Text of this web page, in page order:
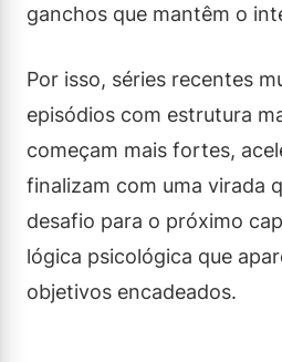
ganchos que mantêm o
Por isso, séries recentes
episódios com estrutura
começam mais fortes,
finalizam com uma virada
desafio para o próximo
lógica psicológica que
objetivos encadeados.